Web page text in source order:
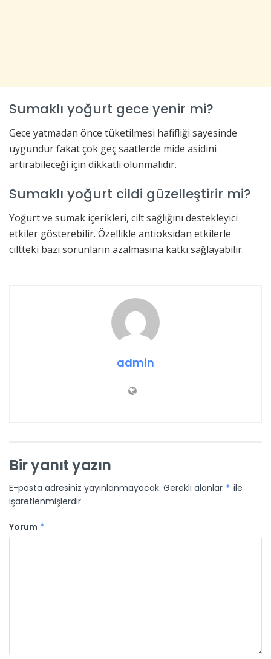
Sumaklı yoğurt gece yenir mi?
Gece yatmadan önce tüketilmesi hafifliği sayesinde
uygundur fakat çok geç saatlerde mide asidini
artırabileceği için dikkatli olunmalıdır.
Sumaklı yoğurt cildi güzelleştirir mi?
Yoğurt ve sumak içerikleri, cilt sağlığını destekleyici
etkiler gösterebilir. Özellikle antioksidan etkilerle
ciltteki bazı sorunların azalmasına katkı sağlayabilir.
admin
Bir yanıt yazın
E-posta adresiniz yayınlanmayacak. Gerekli alanlar * ile
işaretlenmişlerdir
Yorum *